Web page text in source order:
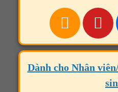
Dành cho Nhân